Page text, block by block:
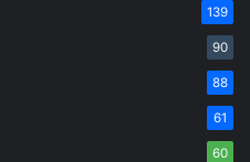
139
90
88
61
60